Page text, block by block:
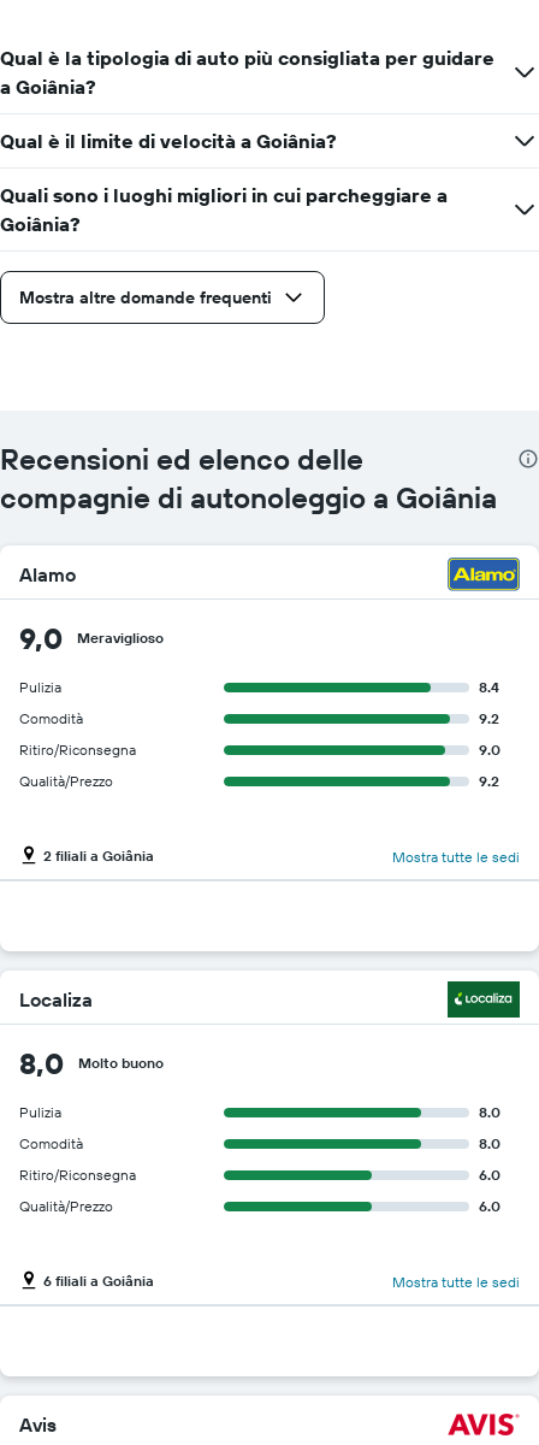
Qual è la tipologia di auto più consigliata per guidare
a Goiânia?
Qual è il limite di velocità a Goiânia?
Quali sono i luoghi migliori in cui parcheggiare a
Goiânia?
Mostra altre domande frequenti
Recensioni ed elenco delle
compagnie di autonoleggio a Goiânia
Alamo
9,0 Meraviglioso
Pulizia
8.4
Comodità
9.2
Ritiro/Riconsegna
9.0
Qualità/Prezzo
9.2
2 filiali a Goiânia Mostra tutte le sedi
Localiza
8,0 Molto buono
Pulizia
8.0
Comodità
8.0
Ritiro/Riconsegna
6.0
Qualità/Prezzo
6.0
6 filiali a Goiânia Mostra tutte le sedi
Avis